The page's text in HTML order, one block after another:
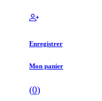
Enregistrer
Mon panier
(0)